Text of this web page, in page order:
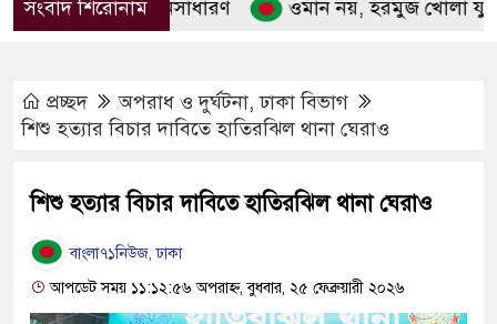
সংবাদ শিরোনাম
আতঙ্কে জনসাধারণ ওমান নয়, হরমুজ খোলা
প্রচ্ছদ অপরাধ ও দুর্ঘটনা,ঢাকা বিভাগ
শিশু হত্যার বিচার দাবিতে হাতিরঝিল থানা ঘেরাও
শিশু হত্যার বিচার দাবিতে হাতিরঝিল থানা ঘেরাও
বাংলা৭১নিউজ, ঢাকা
আপডেট সময় ১১:১২:৫৬ অপরাহ্ন, বুধবার, ২৫ ফেব্রুয়ারী ২০২৬